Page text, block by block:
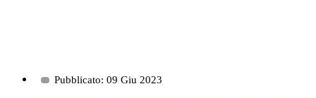
Pubblicato: 09 Giu 2023